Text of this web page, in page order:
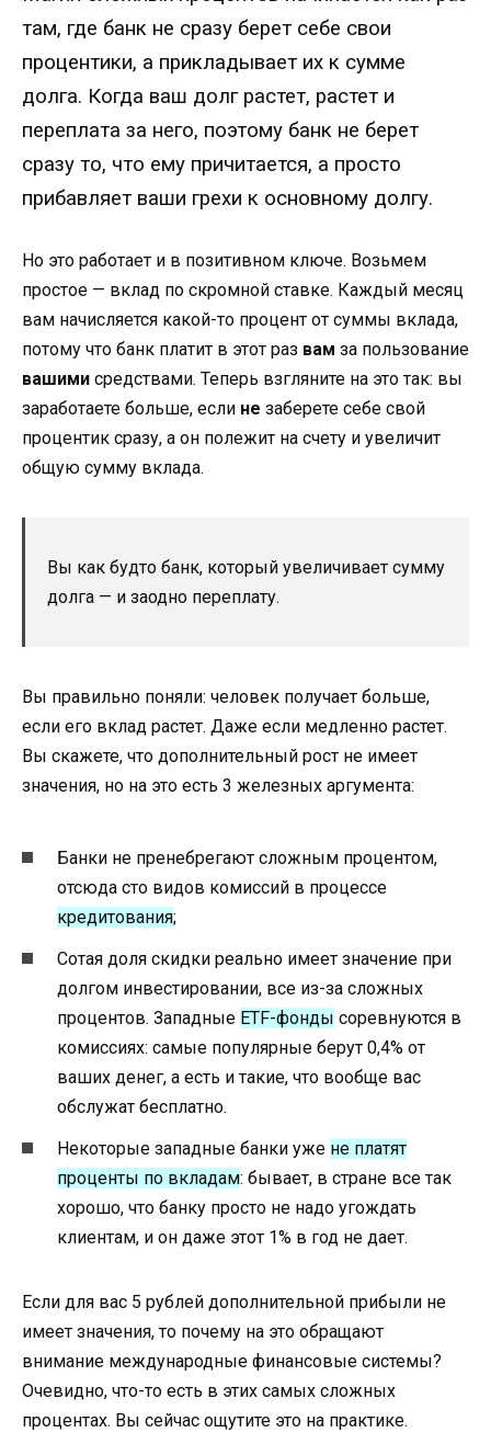
там, где банк не сразу берет себе свои
процентики, а прикладывает их к сумме
долга. Когда ваш долг растет, растет и
переплата за него, поэтому банк не берет
сразу то, что ему причитается, а просто
прибавляет ваши грехи к основному долгу.
Но это работает и в позитивном ключе. Возьмем
простое — вклад по скромной ставке. Каждый месяц
вам начисляется какой-то процент от суммы вклада,
потому что банк платит в этот раз вам за пользование
вашими средствами. Теперь взгляните на это так: вы
заработаете больше, если не заберете себе свой
процентик сразу, а он полежит на счету и увеличит
общую сумму вклада.
Вы как будто банк, который увеличивает сумму
долга — и заодно переплату.
Вы правильно поняли: человек получает больше,
если его вклад растет. Даже если медленно растет.
Вы скажете, что дополнительный рост не имеет
значения, но на это есть 3 железных аргумента:
Банки не пренебрегают сложным процентом,
отсюда сто видов комиссий в процессе
кредитования;
Сотая доля скидки реально имеет значение при
долгом инвестировании, все из-за сложных
процентов. Западные ETF-фонды соревнуются в
комиссиях: самые популярные берут 0,4% от
ваших денег, а есть и такие, что вообще вас
обслужат бесплатно.
Некоторые западные банки уже не платят
проценты по вкладам: бывает, в стране все так
хорошо, что банку просто не надо угождать
клиентам, и он даже этот 1% в год не дает.
Если для вас 5 рублей дополнительной прибыли не
имеет значения, то почему на это обращают
внимание международные финансовые системы?
Очевидно, что-то есть в этих самых сложных
процентах. Вы сейчас ощутите это на практике.